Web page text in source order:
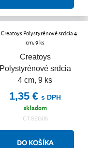
Creatoys
Polystyrénové srdcia
4 cm, 9 ks
1,35 € s DPH
skladom
CT.SEG05